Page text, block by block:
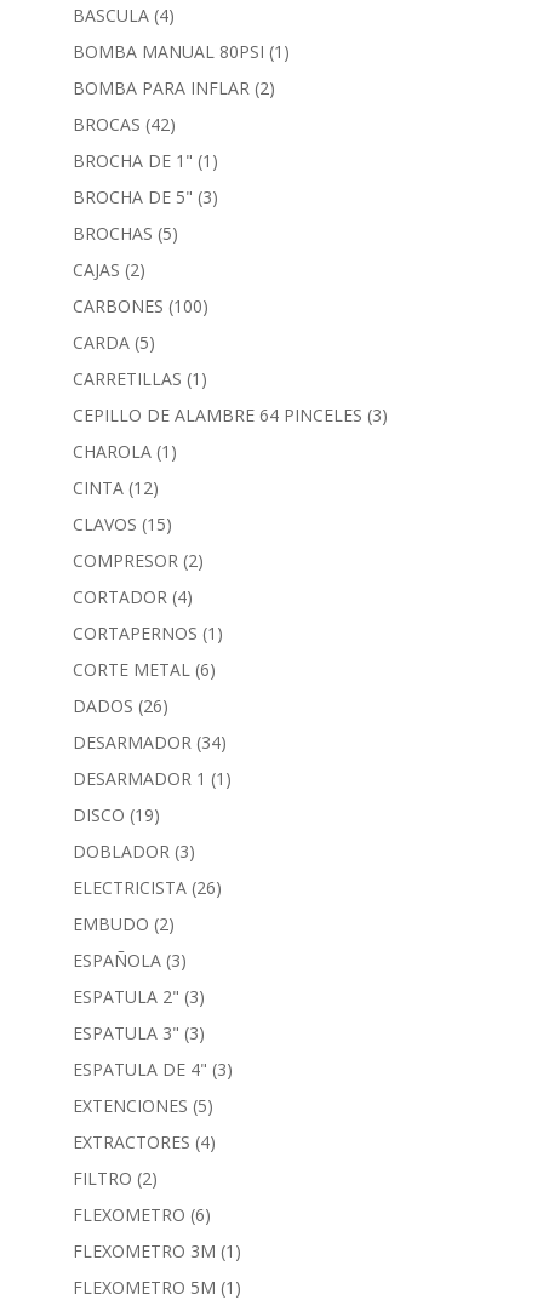
BASCULA (4)
BOMBA MANUAL 80PSI (1)
BOMBA PARA INFLAR (2)
BROCAS (42)
BROCHA DE 1" (1)
BROCHA DE 5" (3)
BROCHAS (5)
CAJAS (2)
CARBONES (100)
CARDA (5)
CARRETILLAS (1)
CEPILLO DE ALAMBRE 64 PINCELES (3)
CHAROLA (1)
CINTA (12)
CLAVOS (15)
COMPRESOR (2)
CORTADOR (4)
CORTAPERNOS (1)
CORTE METAL (6)
DADOS (26)
DESARMADOR (34)
DESARMADOR 1 (1)
DISCO (19)
DOBLADOR (3)
ELECTRICISTA (26)
EMBUDO (2)
ESPAÑOLA (3)
ESPATULA 2" (3)
ESPATULA 3" (3)
ESPATULA DE 4" (3)
EXTENCIONES (5)
EXTRACTORES (4)
FILTRO (2)
FLEXOMETRO (6)
FLEXOMETRO 3M (1)
FLEXOMETRO 5M (1)